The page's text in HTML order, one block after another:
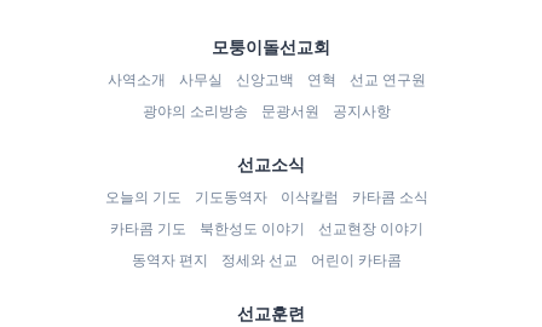
모퉁이돌선교회
사역소개 사무실 신앙고백 연혁
선교 연구원
광야의 소리방송
문광서원 공지사항
선교소식
오늘의 기도 기도동역자 이삭칼럼
카타콤 소식
카타콤 기도
북한성도 이야기
선교현장 이야기
동역자 편지
정세와 선교 어린이 카타콤
선교훈련